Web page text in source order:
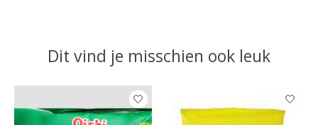
Dit vind je misschien ook leuk
Items van productcarrousel